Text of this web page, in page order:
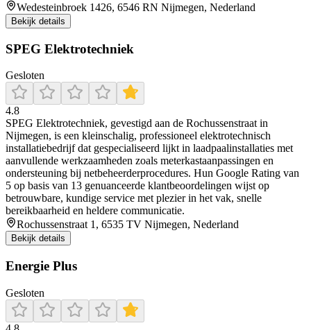
Wedesteinbroek 1426, 6546 RN Nijmegen, Nederland
Bekijk details
SPEG Elektrotechniek
Gesloten
4.8
SPEG Elektrotechniek, gevestigd aan de Rochussenstraat in
Nijmegen, is een kleinschalig, professioneel elektrotechnisch
installatiebedrijf dat gespecialiseerd lijkt in laadpaalinstallaties met
aanvullende werkzaamheden zoals meterkastaanpassingen en
ondersteuning bij netbeheerderprocedures. Hun Google Rating van
5 op basis van 13 genuanceerde klantbeoordelingen wijst op
betrouwbare, kundige service met plezier in het vak, snelle
bereikbaarheid en heldere communicatie.
Rochussenstraat 1, 6535 TV Nijmegen, Nederland
Bekijk details
Energie Plus
Gesloten